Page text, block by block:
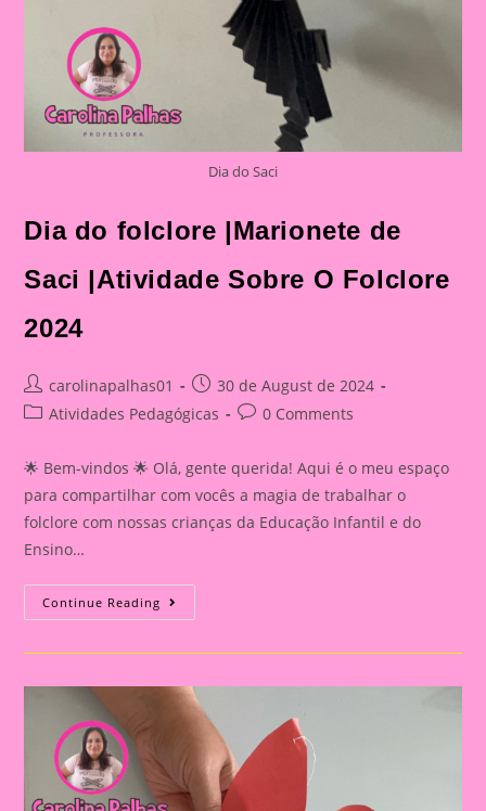
Dia do Saci
Dia do folclore |Marionete de
Saci |Atividade Sobre O Folclore
2024
Post
author:
carolinapalhas01
Post
published:
30 de August de 2024
PostAtividades Pedagógicas
Post0 Comments
🌟 Bem-vindos 🌟 Olá, gente querida! Aqui é o meu espaço
para compartilhar com vocês a magia de trabalhar o
folclore com nossas crianças da Educação Infantil e do
Ensino…
Continue Reading Dia
Do
|Atividade
Sobre
Folclore
2024